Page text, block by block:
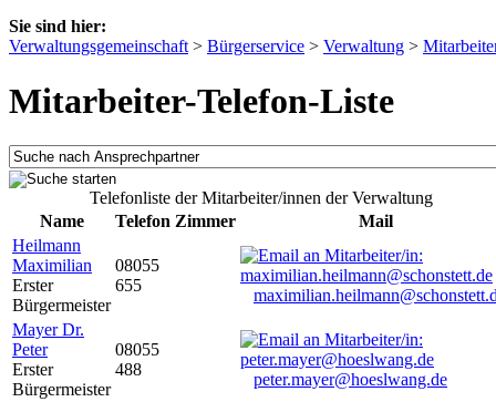
Sie sind hier:
Verwaltungsgemeinschaft > Bürgerservice > Verwaltung >
Mitarbeiter-Telefon-Liste
Telefonliste der Mitarbeiter/innen der Verwaltung
Name
Telefon Zimmer
Mail
Heilmann
Maximilian
Erster
Bürgermeister
08055
655
Mayer Dr.
Peter
Erster
Bürgermeister
08055
488
peter.mayer@hoeslwang.de